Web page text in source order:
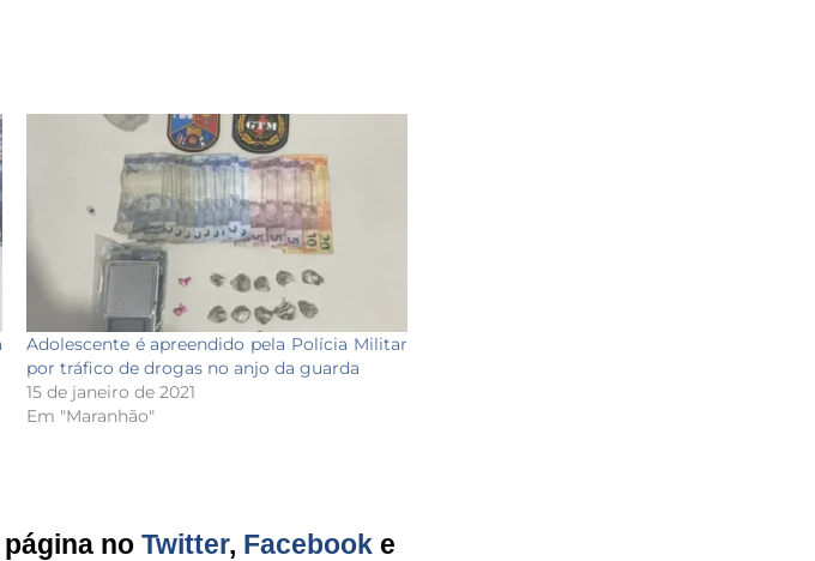
Adolescente é apreendido pela Polícia Militar
por tráfico de drogas no anjo da guarda
15 de janeiro de 2021
Em "Maranhão"
no Twitter, Facebook e